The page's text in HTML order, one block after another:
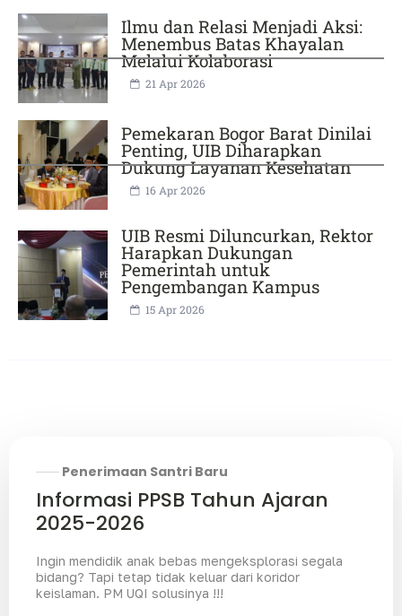
Ilmu dan Relasi Menjadi Aksi:
Menembus Batas Khayalan
Melalui Kolaborasi
21 Apr 2026
Pemekaran Bogor Barat Dinilai
Penting, UIB Diharapkan
Dukung Layanan Kesehatan
16 Apr 2026
UIB Resmi Diluncurkan, Rektor
Harapkan Dukungan
Pemerintah untuk
Pengembangan Kampus
15 Apr 2026
Penerimaan Santri Baru
Informasi PPSB Tahun Ajaran
2025-2026
Ingin mendidik anak bebas mengeksplorasi segala
bidang? Tapi tetap tidak keluar dari koridor
keislaman. PM UQI solusinya !!!